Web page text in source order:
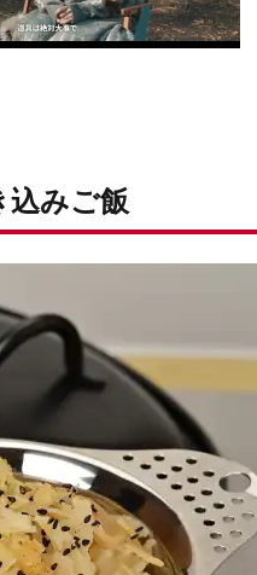
込みご飯